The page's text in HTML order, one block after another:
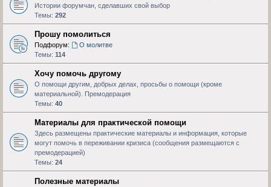
Истории форумчан, сделавших свой выбор
Темы: 292
Прошу помолиться
Подфорум:
О молитве
Темы: 114
Хочу помочь другому
О помощи другим, добрых делах, просьбы о помощи (кроме
материальной). Премодерация
Темы: 40
Материалы для практической помощи
Здесь размещены практические материалы и информация, которые
могут помочь в переживании кризиса (сообщения размещаются с
премодерацией)
Темы: 24
Полезные материалы